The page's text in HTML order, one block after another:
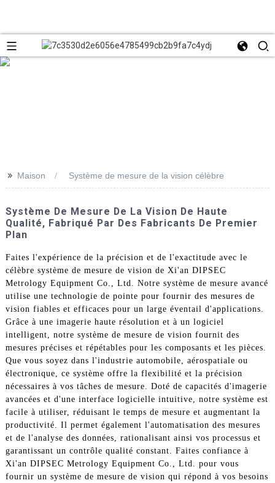
>> Maison Système de mesure de la vision célèbre
Système De Mesure De La Vision De Haute
Qualité, Fabriqué Par Des Fabricants De Premier
Plan
Faites l'expérience de la précision et de l'exactitude avec le
célèbre système de mesure de vision de Xi'an DIPSEC
Metrology Equipment Co., Ltd. Notre système de mesure avancé
utilise une technologie de pointe pour fournir des mesures de
vision fiables et efficaces pour un large éventail d'applications.
Grâce à une imagerie haute résolution et à un logiciel
intelligent, notre système de mesure de vision fournit des
mesures précises et répétables pour les composants et les pièces.
Que vous soyez dans l'industrie automobile, aérospatiale ou
électronique, ce système offre la flexibilité et la précision
nécessaires à vos tâches de mesure. Doté de capacités d'imagerie
avancées et d'une interface logicielle intuitive, notre système est
facile à utiliser, réduisant le temps de mesure et augmentant la
productivité. Il permet également l'automatisation des mesures
et de l'analyse des données, rationalisant ainsi vos processus et
garantissant un contrôle qualité constant. Faites confiance à
Xi'an DIPSEC Metrology Equipment Co., Ltd. pour vous
fournir un système de mesure de vision qui répond à vos besoins